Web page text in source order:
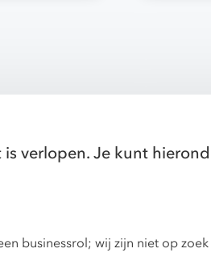
verlopen. Je kunt
businessrol; wij zijn niet op